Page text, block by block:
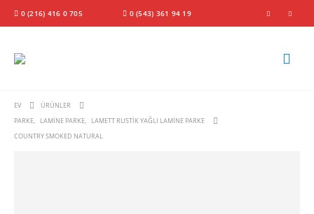
0 (216) 416 0 705 0 (543) 361 94 19
EV
ÜRÜNLER
PARKE, LAMINE PARKE,
LAMETT RUSTIK YAĞLI LAMINE PARKE
COUNTRY SMOKED NATURAL